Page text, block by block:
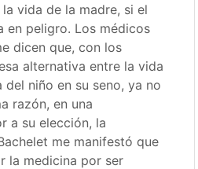
vida de la madre, si el
en peligro. Los médicos
dicen que, con los
alternativa entre la vida
niño en su seno, ya no
razón, en una
a su elección, la
me manifestó que
la medicina por ser